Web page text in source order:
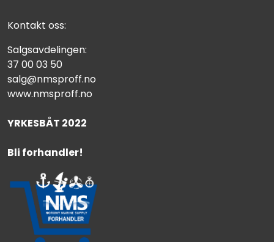
Kontakt oss:
Salgsavdelingen:
37 00 03 50
salg@nmsproff.no
www.nmsproff.no
YRKESBÅT 2022
Bli forhandler!